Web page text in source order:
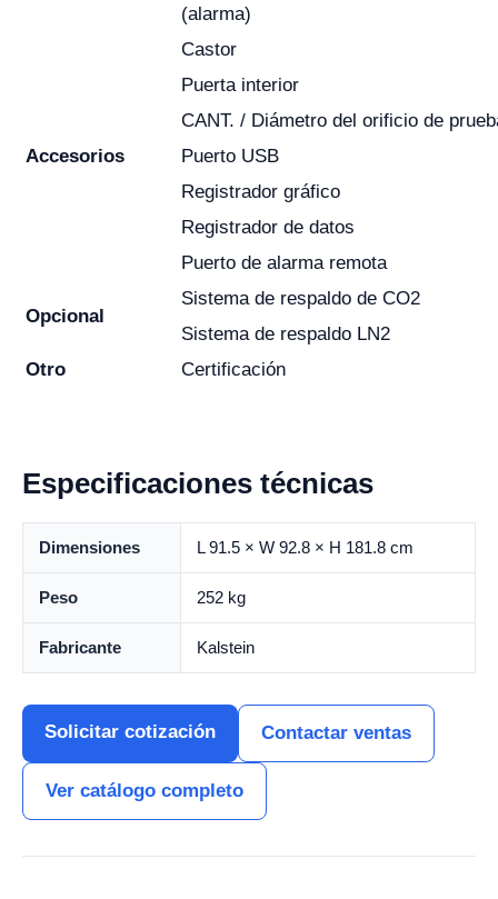
(alarma)
Accesorios
Castor
Puerta interior
CANT. / Diámetro del orificio de
Puerto USB
Registrador gráfico
Registrador de datos
Puerto de alarma remota
Opcional
Sistema de respaldo de CO2
Sistema de respaldo LN2
Otro
Certificación
Especificaciones técnicas
Dimensiones L 91.5 × W 92.8 × H 181.8 cm
Peso 252 kg
Fabricante Kalstein
Solicitar cotización Contactar ventas
Ver catálogo completo